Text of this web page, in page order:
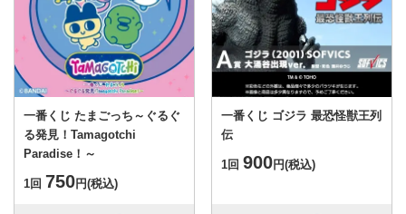
一番くじ たまごっち～ぐるぐ
る発見！Tamagotchi
Paradise！～
1回 750円(税込)
一番くじ ゴジラ 最恐怪獣王列
伝
1回 900円(税込)